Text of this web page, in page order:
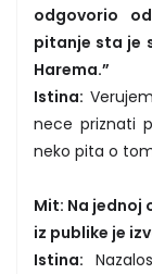
odgovorio
pitanje sta je
Harema.”
Istina:
nece priznati
neko pita o
Mit: Na jednoj
iz publike je
Istina: